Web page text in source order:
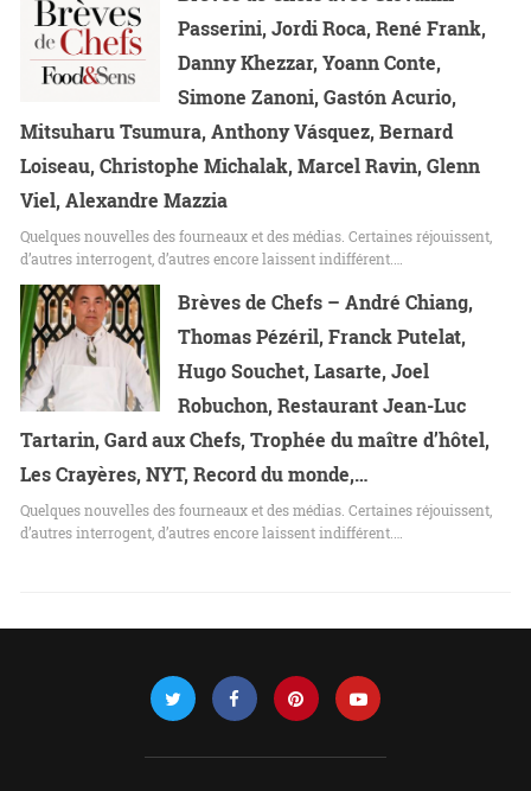
Passerini, Jordi Roca, René Frank,
Danny Khezzar, Yoann Conte,
Simone Zanoni, Gastón Acurio,
Mitsuharu Tsumura, Anthony Vásquez, Bernard
Loiseau, Christophe Michalak, Marcel Ravin, Glenn
Viel, Alexandre Mazzia
Quelques nouvelles des fourneaux et des médias. Certaines réjouissent,
d’autres interrogent, d’autres encore laissent indifférent.…
Brèves de Chefs – André Chiang,
Thomas Pézéril, Franck Putelat,
Hugo Souchet, Lasarte, Joel
Robuchon, Restaurant Jean-Luc
Tartarin, Gard aux Chefs, Trophée du maître d’hôtel,
Les Crayères, NYT, Record du monde,…
Quelques nouvelles des fourneaux et des médias. Certaines réjouissent,
d’autres interrogent, d’autres encore laissent indifférent.…